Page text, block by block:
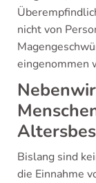
nicht von
eingenommen
Bislang sind
die Einnahme